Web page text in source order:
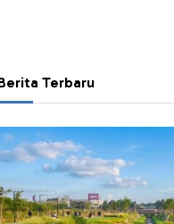
Terbaru